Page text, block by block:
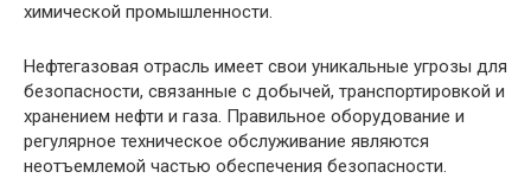
химической промышленности.
Нефтегазовая отрасль имеет свои уникальные угрозы для
безопасности, связанные с добычей, транспортировкой и
хранением нефти и газа. Правильное оборудование и
регулярное техническое обслуживание являются
неотъемлемой частью обеспечения безопасности.